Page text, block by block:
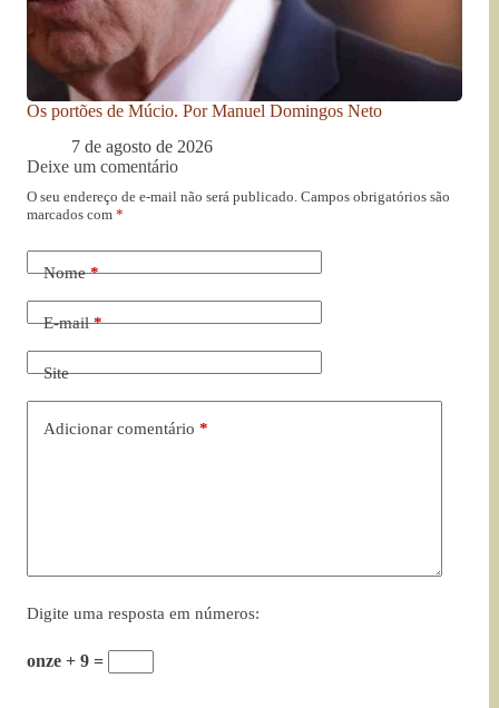
Os portões de Múcio. Por Manuel Domingos Neto
7 de agosto de 2026
Deixe um comentário
O seu endereço de e-mail não será publicado. Campos obrigatórios são
marcados com *
Nome*
E-mail*
Site
Adicionar comentário *
Digite uma resposta em números:
onze + 9 =